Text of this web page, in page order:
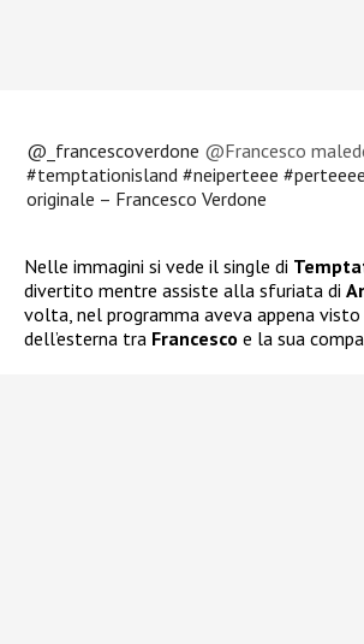
@_francescoverdone @Francesco
#temptationisland #neiperteee #perteeee
originale – Francesco Verdone
Nelle immagini si vede il single di
divertito mentre assiste alla sfuriata di
volta, nel programma aveva appena
dell’esterna tra Francesco e la sua